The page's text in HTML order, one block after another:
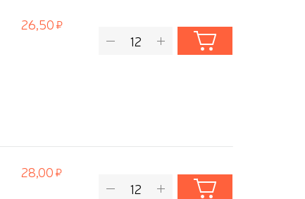
26,50
28,00